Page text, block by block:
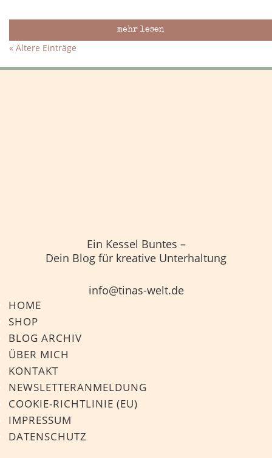
mehr lesen
« Ältere Einträge
Ein Kessel Buntes –
Dein Blog für kreative Unterhaltung
info@tinas-welt.de
HOME
SHOP
BLOG ARCHIV
ÜBER MICH
KONTAKT
NEWSLETTERANMELDUNG
COOKIE-RICHTLINIE (EU)
IMPRESSUM
DATENSCHUTZ